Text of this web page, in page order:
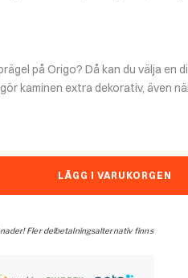
på Origo? Då kan du välja en
kaminen extra dekorativ, även
LÄGG I VARUKORGEN
Fler delbetalningsalternativ finns